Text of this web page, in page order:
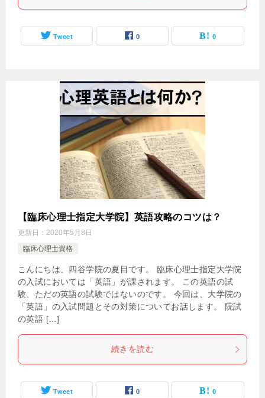
Tweet 0 0
【臨床心理士指定大学院】英語攻略のコツは？
更新日： 2020年5月8日
臨床心理士資格
こんにちは、四谷学院の夏目です。 臨床心理士指定大学院
の入試においては「英語」が課されます。 この英語の試
験、ただの英語の試験ではないのです。 今回は、大学院の
「英語」の入試問題とその対策についてお話します。 院試
の英語 […]
続きを読む
Tweet 0 0